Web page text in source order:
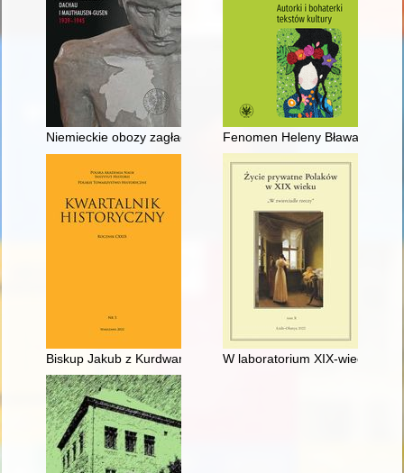
Niemieckie obozy zagłady i obozy koncentracyjne w
Fenomen Heleny Bławatskiej
Biskup Jakub z Kurdwanowa herbu Syrokomla - recenzja]
W laboratorium XIX-wiecznego